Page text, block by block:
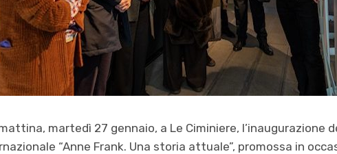
martedì 27 gennaio, a Le Ciminiere, l’inaugurazione
“Anne Frank. Una storia attuale”, promossa in